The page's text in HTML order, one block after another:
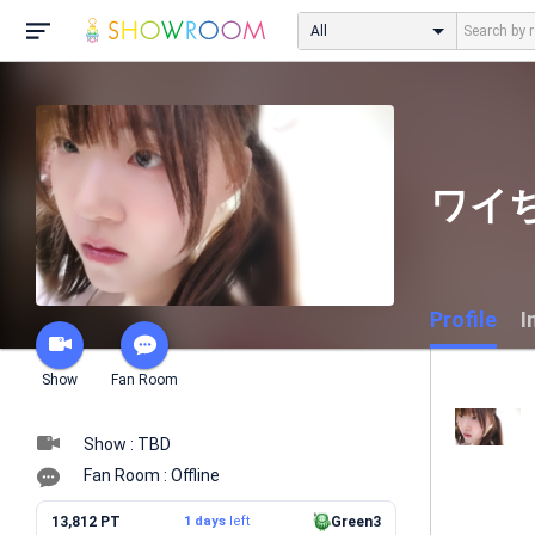
All
Show Fan Room
ワイ
Profile
Show : TBD
Fan Room : Offline
13,812 PT 1 days left Green3